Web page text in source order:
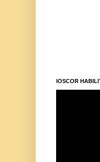
IOSCOR